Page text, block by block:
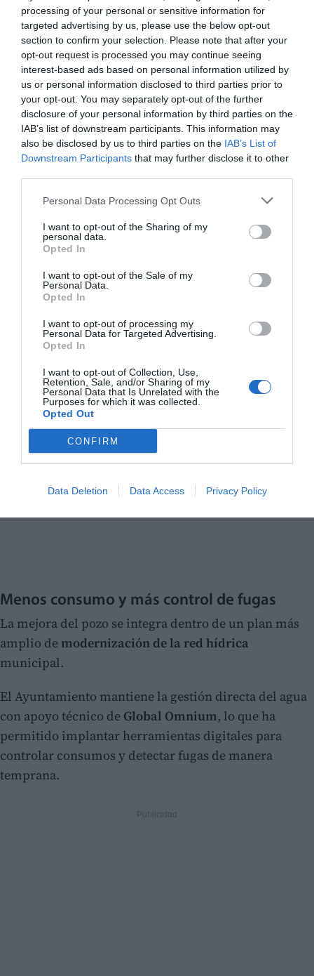
processing of your personal or sensitive information for
targeted advertising by us, please use the below opt-out
section to confirm your selection. Please note that after your
opt-out request is processed you may continue seeing
interest-based ads based on personal information utilized by
us or personal information disclosed to third parties prior to
your opt-out. You may separately opt-out of the further
disclosure of your personal information by third parties on the
IAB’s list of downstream participants. This information may
also be disclosed by us to third parties on the IAB’s List of
Downstream Participants that may further disclose it to other
Personal Data Processing Opt Outs
I want to opt-out of the Sharing of my
personal data.
Opted In
I want to opt-out of the Sale of my
Personal Data.
Opted In
I want to opt-out of processing my
Personal Data for Targeted Advertising.
Opted In
I want to opt-out of Collection, Use,
Retention, Sale, and/or Sharing of my
Personal Data that Is Unrelated with the
Purposes for which it was collected.
Opted Out
CONFIRM
Data Deletion Data Access Privacy Policy
busca mejorar tanto la durabilidad de la
infraestructura como lacalidad del aguaextraída
desde una profundidad de 280 metros.
Además, la intervención ha incorporado unanueva
bomba de última generacióncon mayor capacidad de
bombeo y menor consumo energético.
Menos consumo y más control de fugas
La mejora del pozo se integra dentro de un plan más
amplio demodernización de la red hídrica
municipal.
El Ayuntamiento mantiene la gestión directa del agua
con apoyo técnico de Global Omnium, lo que ha
permitido implantar herramientas digitales para
controlar consumos y detectar fugas de manera
temprana.